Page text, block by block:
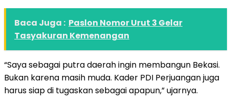
Baca Juga : Paslon Nomor Urut 3 Gelar
Tasyakuran Kemenangan
“Saya sebagai putra daerah ingin membangun Bekasi.
Bukan karena masih muda. Kader PDI Perjuangan juga
harus siap di tugaskan sebagai apapun,” ujarnya.